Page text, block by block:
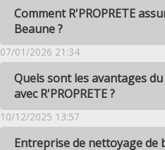
Comment R'PROPRETE
Beaune ?
07/01/2026 21:34
Quels sont les avantages
avec R'PROPRETE ?
10/12/2025 13:57
Entreprise de nettoyage de